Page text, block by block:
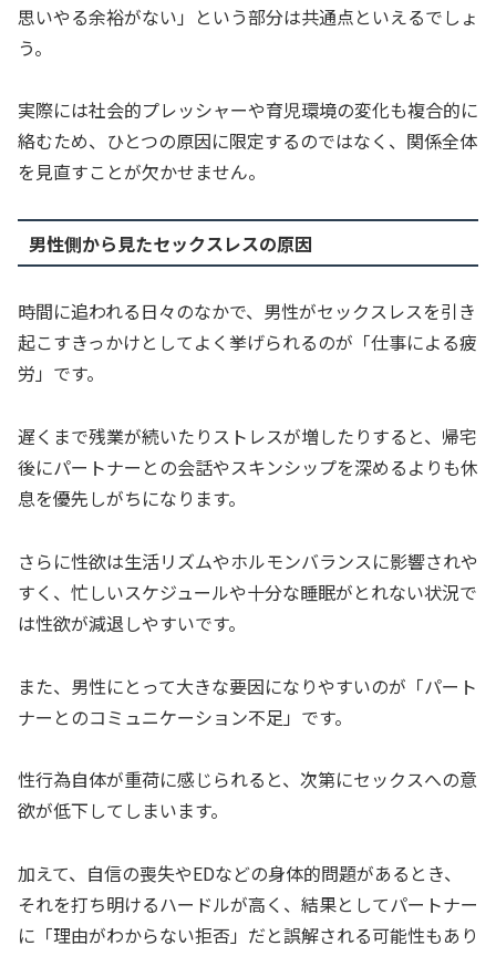
思いやる余裕がない」という部分は共通点といえるでしょ
う。
実際には社会的プレッシャーや育児環境の変化も複合的に
絡むため、ひとつの原因に限定するのではなく、関係全体
を見直すことが欠かせません。
男性側から見たセックスレスの原因
時間に追われる日々のなかで、男性がセックスレスを引き
起こすきっかけとしてよく挙げられるのが「仕事による疲
労」です。
遅くまで残業が続いたりストレスが増したりすると、帰宅
後にパートナーとの会話やスキンシップを深めるよりも休
息を優先しがちになります。
さらに性欲は生活リズムやホルモンバランスに影響されや
すく、忙しいスケジュールや十分な睡眠がとれない状況で
は性欲が減退しやすいです。
また、男性にとって大きな要因になりやすいのが「パート
ナーとのコミュニケーション不足」です。
性行為自体が重荷に感じられると、次第にセックスへの意
欲が低下してしまいます。
加えて、自信の喪失やEDなどの身体的問題があるとき、
それを打ち明けるハードルが高く、結果としてパートナー
に「理由がわからない拒否」だと誤解される可能性もあり